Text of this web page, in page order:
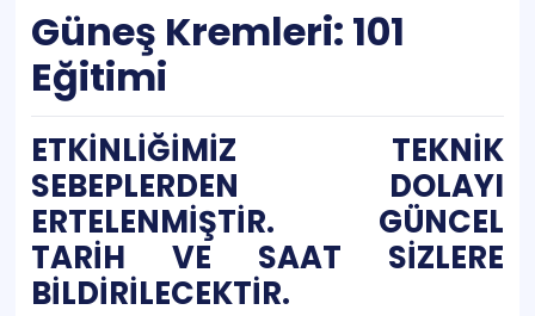
Güneş Kremleri: 101
Eğitimi
ETKİNLİĞİMİZ TEKNİK
SEBEPLERDEN DOLAYI
ERTELENMİŞTİR. GÜNCEL
TARİH VE SAAT SİZLERE
BİLDİRİLECEKTİR.